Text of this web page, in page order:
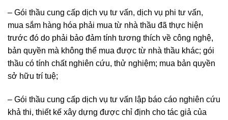
– Gói thầu cung cấp dịch vụ tư vấn, dịch vụ phi tư vấn,
mua sắm hàng hóa phải mua từ nhà thầu đã thực hiện
trước đó do phải bảo đảm tính tương thích về công nghệ,
bản quyền mà không thể mua được từ nhà thầu khác; gói
thầu có tính chất nghiên cứu, thử nghiệm; mua bản quyền
sở hữu trí tuệ;
– Gói thầu cung cấp dịch vụ tư vấn lập báo cáo nghiên cứu
khả thi, thiết kế xây dựng được chỉ định cho tác giả của